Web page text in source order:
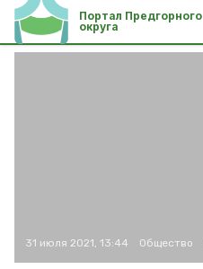
Портал Предгорного
округа
31 июля 2021, 13:44 Общество